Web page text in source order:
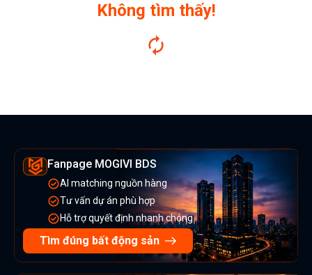
Không tìm thấy!
Fanpage MOGIVI BDS
AI matching nguồn hàng
Tư vấn dự án phù hợp
Hỗ trợ quyết định nhanh chóng
Tìm đúng bất động sản